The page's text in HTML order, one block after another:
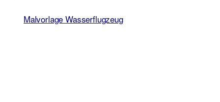
Malvorlage Wasserflugzeug